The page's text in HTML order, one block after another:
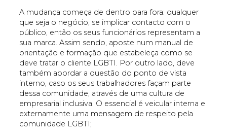
A mudança começa de dentro para fora: qualquer
que seja o negócio, se implicar contacto com o
público, então os seus funcionários representam a
sua marca. Assim sendo, aposte num manual de
orientação e formação que estabeleça como se
deve tratar o cliente LGBTI. Por outro lado, deve
também abordar a questão do ponto de vista
interno, caso os seus trabalhadores façam parte
dessa comunidade, através de uma cultura de
empresarial inclusiva. O essencial é veicular interna e
externamente uma mensagem de respeito pela
comunidade LGBTI;